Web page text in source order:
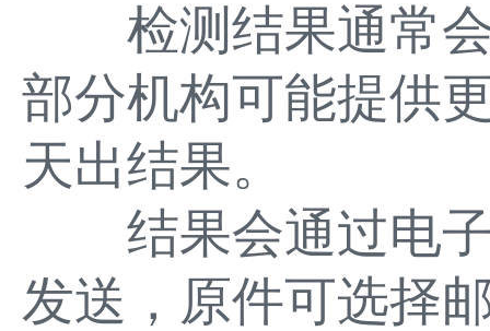
检测结果通常会
部分机构可能提供
天出结果。
结果会通过电子
发送，原件可选择